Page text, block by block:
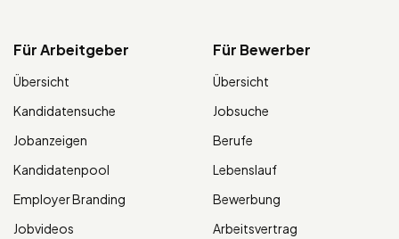
Für Arbeitgeber
Übersicht
Kandidatensuche
Jobanzeigen
Kandidatenpool
Employer Branding
Jobvideos
Für Bewerber
Übersicht
Jobsuche
Berufe
Lebenslauf
Bewerbung
Arbeitsvertrag